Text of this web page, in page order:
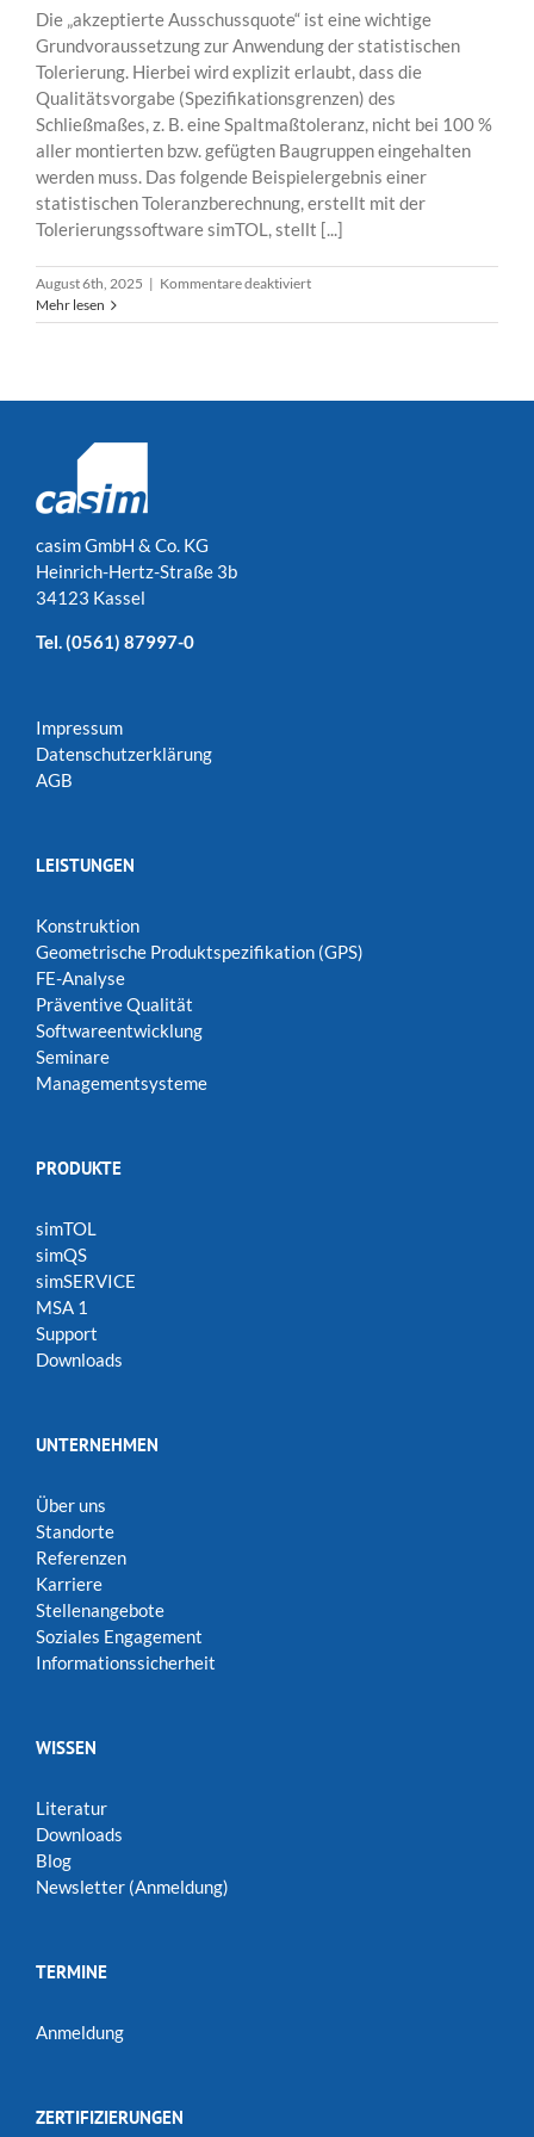
Die „akzeptierte Ausschussquote“ ist eine wichtige
Grundvoraussetzung zur Anwendung der statistischen
Tolerierung. Hierbei wird explizit erlaubt, dass die
Qualitätsvorgabe (Spezifikationsgrenzen) des
Schließmaßes, z. B. eine Spaltmaßtoleranz, nicht bei 100 %
aller montierten bzw. gefügten Baugruppen eingehalten
werden muss. Das folgende Beispielergebnis einer
statistischen Toleranzberechnung, erstellt mit der
Tolerierungssoftware simTOL, stellt [...]
August 6th, 2025 | Kommentare deaktiviertfür
Mehr lesen
casim GmbH & Co. KG
Heinrich-Hertz-Straße 3b
34123 Kassel
Tel.(0561) 87997-0
Impressum
Datenschutzerklärung
AGB
LEISTUNGEN
Konstruktion
Geometrische Produktspezifikation (GPS)
FE-Analyse
Präventive Qualität
Softwareentwicklung
Seminare
Managementsysteme
PRODUKTE
simTOL
simQS
simSERVICE
MSA 1
Support
Downloads
UNTERNEHMEN
Über uns
Standorte
Referenzen
Karriere
Stellenangebote
Soziales Engagement
Informationssicherheit
WISSEN
Literatur
Downloads
Blog
Newsletter (Anmeldung)
TERMINE
Anmeldung
ZERTIFIZIERUNGEN